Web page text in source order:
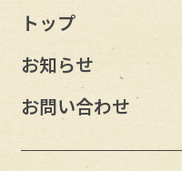
トップ
お知らせ
お問い合わせ